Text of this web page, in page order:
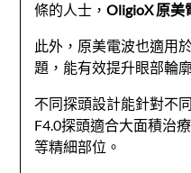
條的人士，OligioX 原美
此外，原美電波也適用
題，能有效提升眼部輪
不同探頭設計能針對不
F4.0探頭適合大面積治
等精細部位。